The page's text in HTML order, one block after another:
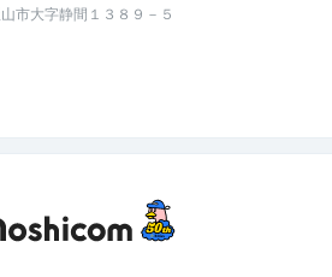
市大字静間１３８９－５